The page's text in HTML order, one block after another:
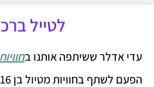
לטייל
עדי אדלר ששיתפה אותנו ב